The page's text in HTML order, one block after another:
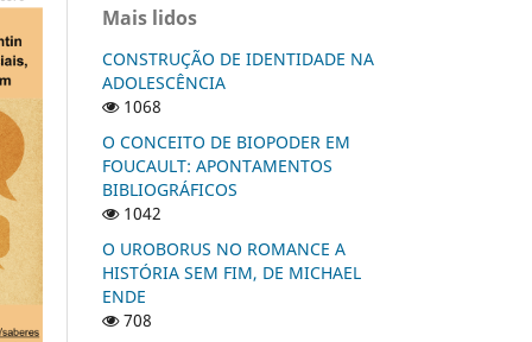
Mais lidos
CONSTRUÇÃO DE IDENTIDADE NA
ADOLESCÊNCIA
1068
O CONCEITO DE BIOPODER EM
FOUCAULT: APONTAMENTOS
BIBLIOGRÁFICOS
1042
O UROBORUS NO ROMANCE A
HISTÓRIA SEM FIM, DE MICHAEL
ENDE
708